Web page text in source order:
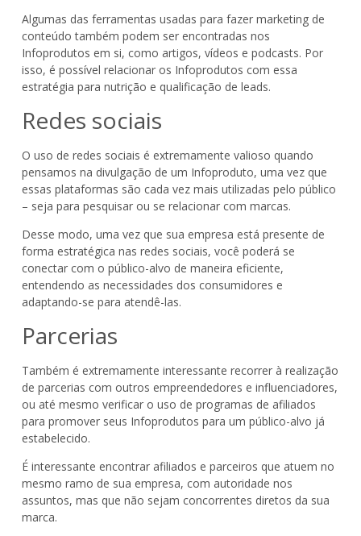
Algumas das ferramentas usadas para fazer marketing de
conteúdo também podem ser encontradas nos
Infoprodutos em si, como artigos, vídeos e podcasts. Por
isso, é possível relacionar os Infoprodutos com essa
estratégia para nutrição e qualificação de leads.
Redes sociais
O uso de redes sociais é extremamente valioso quando
pensamos na divulgação de um Infoproduto, uma vez que
essas plataformas são cada vez mais utilizadas pelo público
– seja para pesquisar ou se relacionar com marcas.
Desse modo, uma vez que sua empresa está presente de
forma estratégica nas redes sociais, você poderá se
conectar com o público-alvo de maneira eficiente,
entendendo as necessidades dos consumidores e
adaptando-se para atendê-las.
Parcerias
Também é extremamente interessante recorrer à realização
de parcerias com outros empreendedores e influenciadores,
ou até mesmo verificar o uso de programas de afiliados
para promover seus Infoprodutos para um público-alvo já
estabelecido.
É interessante encontrar afiliados e parceiros que atuem no
mesmo ramo de sua empresa, com autoridade nos
assuntos, mas que não sejam concorrentes diretos da sua
marca.